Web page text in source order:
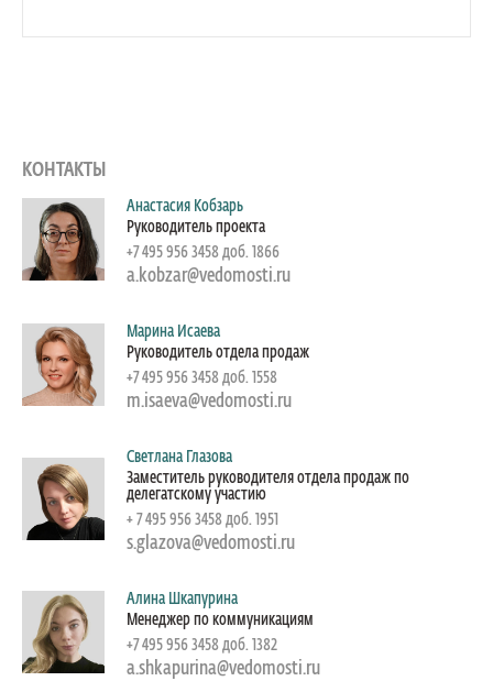
КОНТАКТЫ
Анастасия Кобзарь
Руководитель проекта
+7 495 956 3458 доб. 1866
a.kobzar@vedomosti.ru
Марина Исаева
Руководитель отдела продаж
+7 495 956 3458 доб. 1558
m.isaeva@vedomosti.ru
Светлана Глазова
Заместитель руководителя отдела продаж по
делегатскому участию
+ 7 495 956 3458 доб. 1951
s.glazova@vedomosti.ru
Алина Шкапурина
Менеджер по коммуникациям
+7 495 956 3458 доб. 1382
a.shkapurina@vedomosti.ru